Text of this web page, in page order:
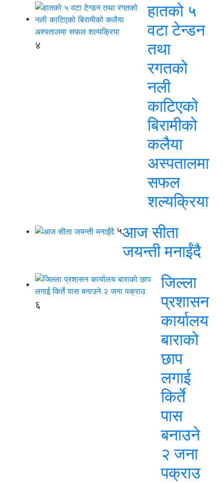
४
हातको ५
वटा टेन्डन
तथा
रगतको
नली
काटिएको
बिरामीको
कलैया
अस्पतालमा
सफल
शल्यक्रिया
५आज सीता
जयन्ती मनाईंदै
६
जिल्ला
प्रशासन
कार्यालय
बाराको
छाप
लगाई
किर्ते
पास
बनाउने
२ जना
पक्राउ